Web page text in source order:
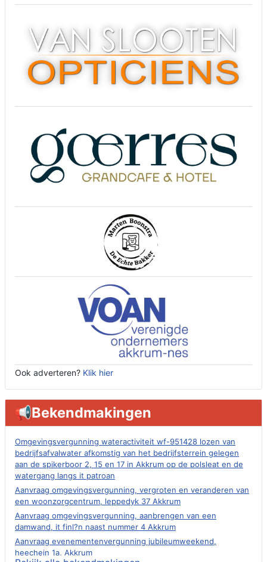
Ook adverteren? Klik hier
📢Bekendmakingen
Omgevingsvergunning wateractiviteit wf-951428 lozen van
bedrijfsafvalwater afkomstig van het bedrijfsterrein gelegen
aan de spikerboor 2, 15 en 17 in Akkrum op de polsleat en de
watergang langs it patroan
Aanvraag omgevingsvergunning, vergroten en veranderen van
een woonzorgcentrum, leppedyk 37 Akkrum
Aanvraag omgevingsvergunning, aanbrengen van een
damwand, it finl?n naast nummer 4 Akkrum
Aanvraag evenementenvergunning jubileumweekend,
heechein 1a, Akkrum